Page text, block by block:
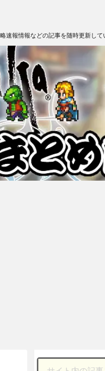
速報情報などの記事を随時更新して